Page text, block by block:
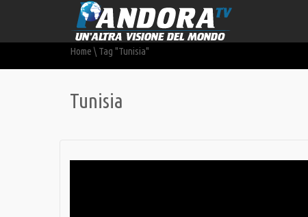
Home \ Tag "Tunisia"
Tunisia